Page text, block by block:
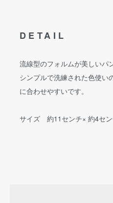
DETAIL
流線型のフォルムが美しいパ
シンプルで洗練された色使い
に合わせやすいです。
サイズ 約11センチ× 約4セ